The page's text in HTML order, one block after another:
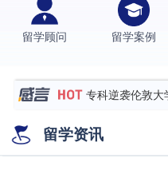
留学顾问 留学案例
西南财经大学
上海财经大学
专科逆袭伦敦大
香港浸会大学伦
从上海财大2+2
留学资讯